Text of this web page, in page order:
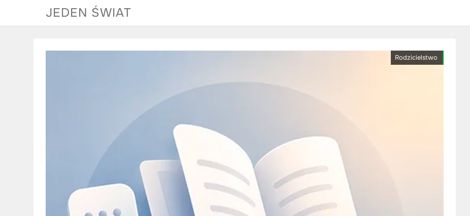
JEDEN ŚWIAT
Rodzicielstwo